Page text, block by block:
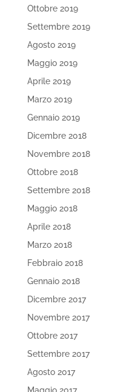
Ottobre 2019
Settembre 2019
Agosto 2019
Maggio 2019
Aprile 2019
Marzo 2019
Gennaio 2019
Dicembre 2018
Novembre 2018
Ottobre 2018
Settembre 2018
Maggio 2018
Aprile 2018
Marzo 2018
Febbraio 2018
Gennaio 2018
Dicembre 2017
Novembre 2017
Ottobre 2017
Settembre 2017
Agosto 2017